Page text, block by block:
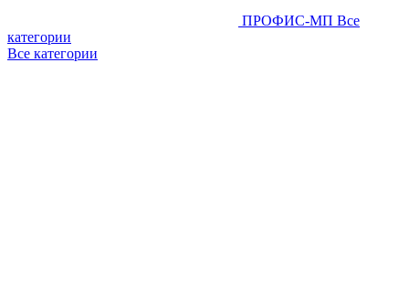
ПРОФИС-МП Все
категории
Все категории